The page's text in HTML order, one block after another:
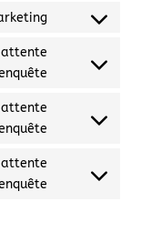
youtube
Consent
service
attente
Consent
service
attente
Consent
service
attente
Consent